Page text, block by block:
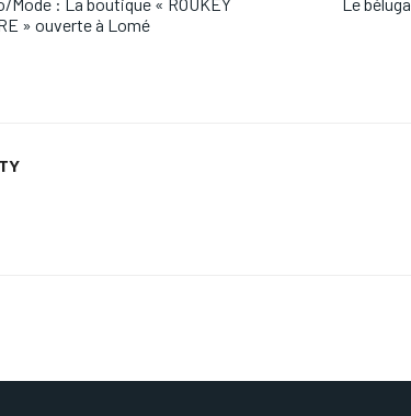
» ouverte à Lomé